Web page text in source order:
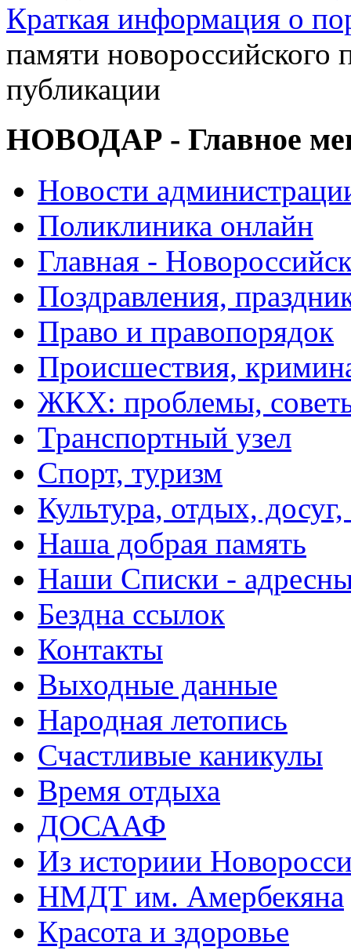
Краткая информация о
памяти
публикации
НОВОДАР - Главное
Новости
Поликлиника онлайн
Главная -
Поздравления,
Право и правопорядок
Происшествия,
ЖКХ: проблемы,
Транспортный узел
Спорт, туризм
Культура, отдых,
Наша добрая память
Наши Списки -
Бездна ссылок
Контакты
Выходные данные
Народная летопись
Счастливые каникулы
Время отдыха
ДОСААФ
Из историии
НМДТ им. Амербекяна
Красота и здоровье